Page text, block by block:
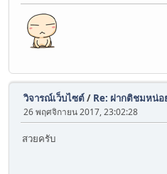
วิจารณ์เว็บไซต์/ Re: ฝากติชมหน่อ
26 พฤศจิกายน 2017, 23:02:28
สวยครับ